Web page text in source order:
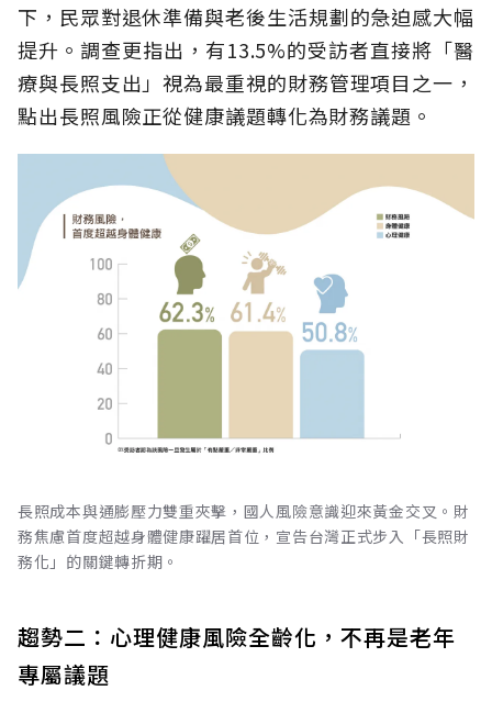
下，民眾對退休準備與老後生活規劃的急迫感大幅
提升。調查更指出，有13.5%的受訪者直接將「醫
療與長照支出」視為最重視的財務管理項目之一，
點出長照風險正從健康議題轉化為財務議題。
長照成本與通膨壓力雙重夾擊，國人風險意識迎來黃金交叉。財
務焦慮首度超越身體健康躍居首位，宣告台灣正式步入「長照財
務化」的關鍵轉折期。
趨勢二：心理健康風險全齡化，不再是老年
專屬議題